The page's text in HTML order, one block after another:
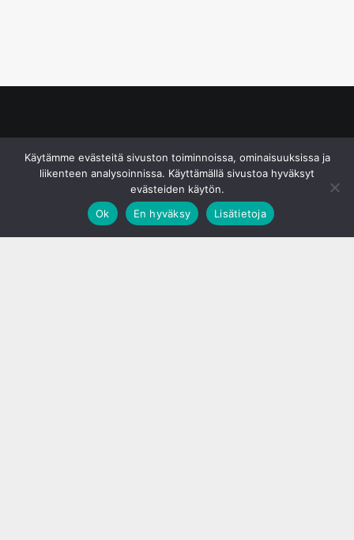
Käytämme evästeitä sivuston toiminnoissa, ominaisuuksissa ja
liikenteen analysoinnissa. Käyttämällä sivustoa hyväksyt
evästeiden käytön.
Ok
En hyväksy Lisätietoja